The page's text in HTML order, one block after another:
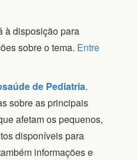
à disposição para
sobre o tema. Entre
de Pediatria.
sobre as principais
afetam os pequenos,
disponíveis para
informações e